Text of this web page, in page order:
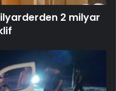
2 milyar